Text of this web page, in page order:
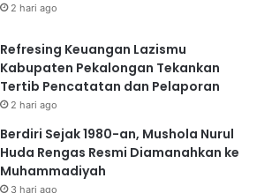
2 hari ago
Refresing Keuangan Lazismu
Kabupaten Pekalongan Tekankan
Tertib Pencatatan dan Pelaporan
2 hari ago
Berdiri Sejak 1980-an, Mushola Nurul
Huda Rengas Resmi Diamanahkan ke
Muhammadiyah
3 hari ago